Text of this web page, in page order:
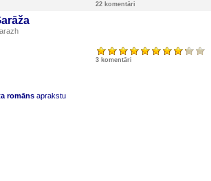
22 komentāri
3 komentāri
romāns aprakstu